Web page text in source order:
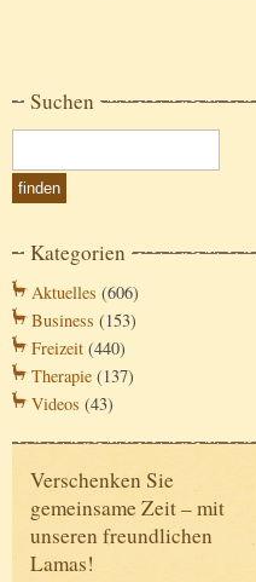
Suchen
Kategorien
Aktuelles (606)
Business (153)
Freizeit (440)
Therapie (137)
Videos (43)
Verschenken Sie
gemeinsame Zeit – mit
unseren freundlichen
Lamas!